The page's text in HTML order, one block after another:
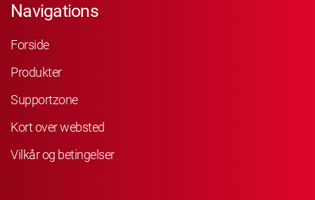
Navigations
Forside
Produkter
Supportzone
Kort over websted
Vilkår og betingelser